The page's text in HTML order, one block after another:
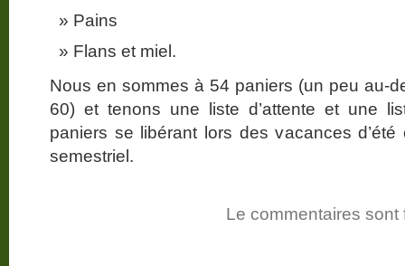
Pains
Flans et miel.
Nous en sommes à 54 paniers (un peu au-
60) et tenons une liste d’attente et une
paniers se libérant lors des vacances
semestriel.
Le commentaires sont